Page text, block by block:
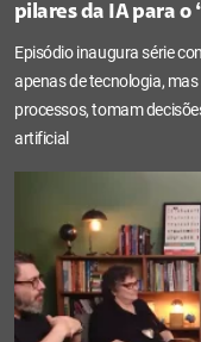
pilares da IA para o
Episódio inaugura série
apenas de tecnologia,
processos, tomam
artificial